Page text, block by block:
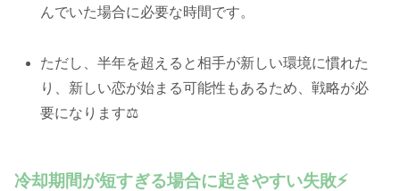
んでいた場合に必要な時間です。
ただし、半年を超えると相手が新しい環境に慣れた
り、新しい恋が始まる可能性もあるため、戦略が必
要になります⚖️
冷却期間が短すぎる場合に起きやすい失敗⚡